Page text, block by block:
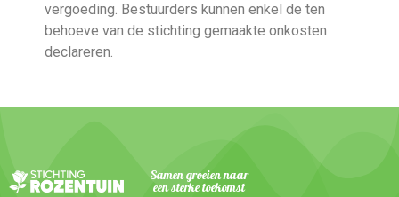
vergoeding. Bestuurders kunnen enkel de ten
behoeve van de stichting gemaakte onkosten
declareren.
Samen groeien naar
een sterke toekomst